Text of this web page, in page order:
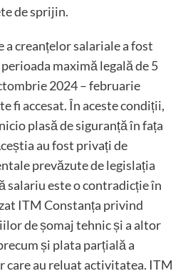
de sprijin.
a creanțelor salariale a fost
maximă legală de 5
2024 – februarie
fi accesat. În aceste condiții,
plasă de siguranță în fața
au fost privați de
prevăzute de legislația
salariu este o contradicție în
ITM Constanța privind
de șomaj tehnic și a altor
și plata parțială a
care au reluat activitatea. ITM